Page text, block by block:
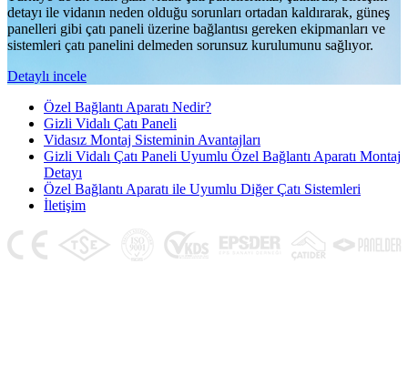
detayı ile vidanın neden olduğu sorunları ortadan kaldırarak, güneş
panelleri gibi çatı paneli üzerine bağlantısı gereken ekipmanları ve
sistemleri çatı panelini delmeden sorunsuz kurulumunu sağlıyor.
Detaylı incele
Özel Bağlantı Aparatı Nedir?
Gizli Vidalı Çatı Paneli
Vidasız Montaj Sisteminin Avantajları
Gizli Vidalı Çatı Paneli Uyumlu Özel Bağlantı Aparatı Montaj
Detayı
Özel Bağlantı Aparatı ile Uyumlu Diğer Çatı Sistemleri
İletişim